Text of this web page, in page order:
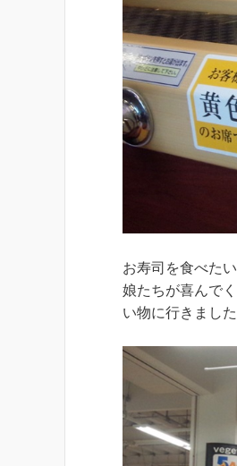
お寿司を食べた
娘たちが喜んで
い物に行きました